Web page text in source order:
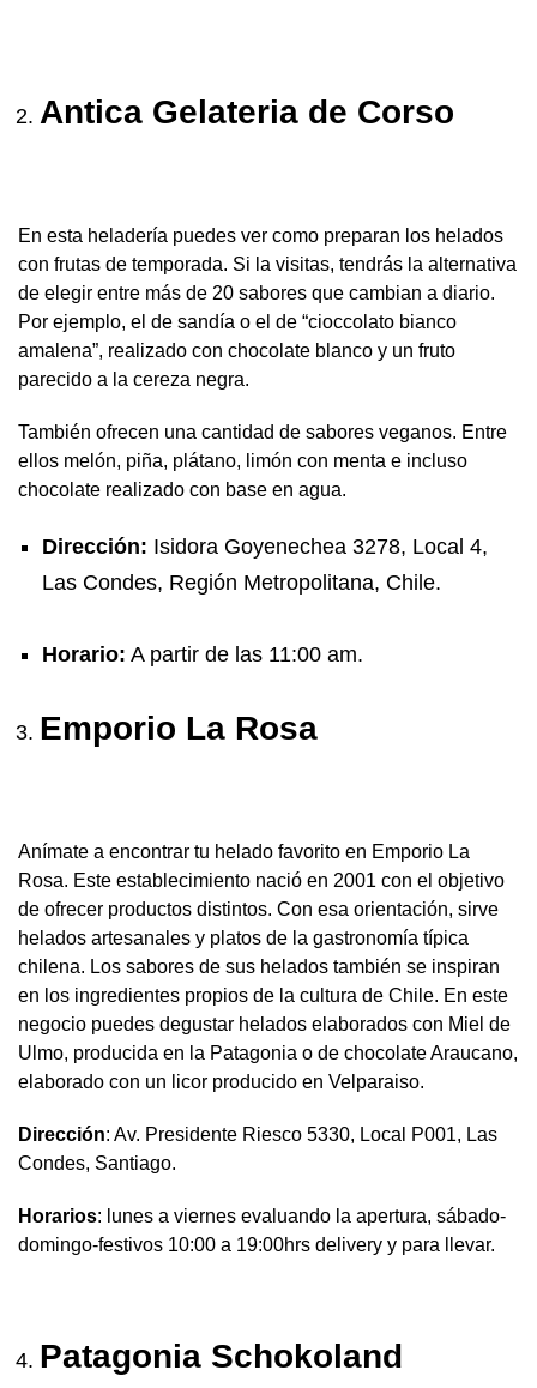
Antica Gelateria de Corso
En esta heladería puedes ver como preparan los helados
con frutas de temporada. Si la visitas, tendrás la alternativa
de elegir entre más de 20 sabores que cambian a diario.
Por ejemplo, el de sandía o el de “cioccolato bianco
amalena”, realizado con chocolate blanco y un fruto
parecido a la cereza negra.
También ofrecen una cantidad de sabores veganos. Entre
ellos melón, piña, plátano, limón con menta e incluso
chocolate realizado con base en agua.
Dirección: Isidora Goyenechea 3278, Local 4,
Las Condes, Región Metropolitana, Chile.
Horario: A partir de las 11:00 am.
Emporio La Rosa
Anímate a encontrar tu helado favorito en Emporio La
Rosa. Este establecimiento nació en 2001 con el objetivo
de ofrecer productos distintos. Con esa orientación, sirve
helados artesanales y platos de la gastronomía típica
chilena. Los sabores de sus helados también se inspiran
en los ingredientes propios de la cultura de Chile. En este
negocio puedes degustar helados elaborados con Miel de
Ulmo, producida en la Patagonia o de chocolate Araucano,
elaborado con un licor producido en Velparaiso.
Dirección: Av. Presidente Riesco 5330, Local P001, Las
Condes, Santiago.
Horarios: lunes a viernes evaluando la apertura, sábado-
domingo-festivos 10:00 a 19:00hrs delivery y para llevar.
Patagonia Schokoland